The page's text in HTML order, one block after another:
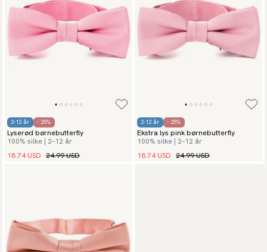
2-12 år - 25%
Lyserød børnebutterfly
100% silke | 2–12 år
18.74 USD 24.99 USD
2-12 år - 25%
Ekstra lys pink børnebutterfly
100% silke | 2–12 år
18.74 USD 24.99 USD